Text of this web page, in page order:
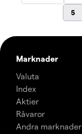
5
Marknader
Valuta
Index
Aktier
Råvaror
Andra marknader